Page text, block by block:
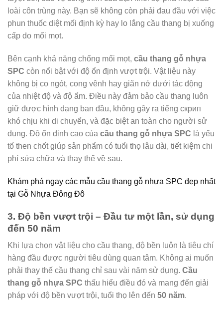
loài côn trùng này. Bạn sẽ không còn phải đau đầu với việc
phun thuốc diệt mối định kỳ hay lo lắng cầu thang bị xuống
cấp do mối mọt.
Bên cạnh khả năng chống mối mọt, cầu thang gỗ nhựa
SPC còn nổi bật với độ ổn định vượt trội. Vật liệu này
không bị co ngót, cong vênh hay giãn nở dưới tác động
của nhiệt độ và độ ẩm. Điều này đảm bảo cầu thang luôn
giữ được hình dạng ban đầu, không gây ra tiếng скрип
khó chịu khi di chuyển, và đặc biệt an toàn cho người sử
dụng. Độ ổn định cao của cầu thang gỗ nhựa SPC là yếu
tố then chốt giúp sản phẩm có tuổi thọ lâu dài, tiết kiệm chi
phí sửa chữa và thay thế về sau.
Khám phá ngay các mẫu cầu thang gỗ nhựa SPC đẹp nhất
tại Gỗ Nhựa Đông Đô
3. Độ bền vượt trội – Đầu tư một lần, sử dụng
đến 50 năm
Khi lựa chọn vật liệu cho cầu thang, độ bền luôn là tiêu chí
hàng đầu được người tiêu dùng quan tâm. Không ai muốn
phải thay thế cầu thang chỉ sau vài năm sử dụng. Cầu
thang gỗ nhựa SPC thấu hiểu điều đó và mang đến giải
pháp với độ bền vượt trội, tuổi thọ lên đến 50 năm.